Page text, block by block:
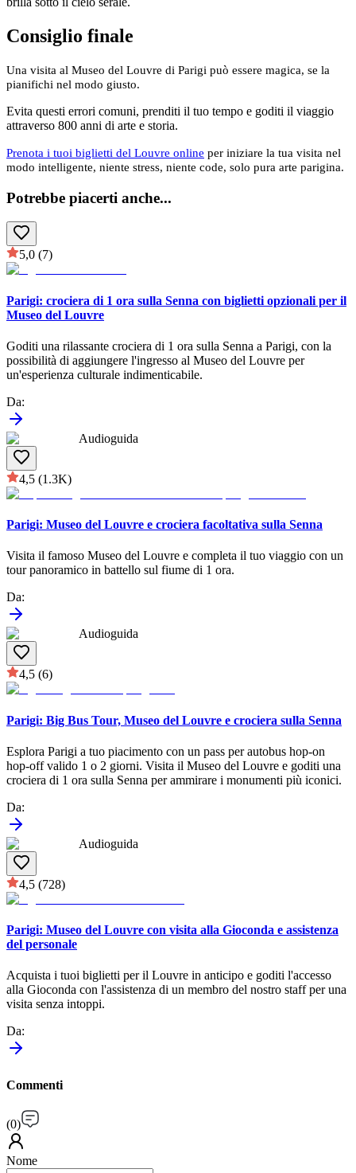
Consiglio finale
Una visita al Museo del Louvre di Parigi può essere magica, se la
pianifichi nel modo giusto.
Evita questi errori comuni, prenditi il tuo tempo e goditi il viaggio
attraverso 800 anni di arte e storia.
Prenota i tuoi biglietti del Louvre online per iniziare la tua visita nel
modo intelligente, niente stress, niente code, solo pura arte parigina.
Potrebbe piacerti anche...
5,0 (7)
Parigi: crociera di 1 ora sulla Senna con biglietti opzionali per il
Museo del Louvre
Goditi una rilassante crociera di 1 ora sulla Senna a Parigi, con la
possibilità di aggiungere l'ingresso al Museo del Louvre per
un'esperienza culturale indimenticabile.
Da:
Audioguida
4,5 (1.3K)
Parigi: Museo del Louvre e crociera facoltativa sulla Senna
Visita il famoso Museo del Louvre e completa il tuo viaggio con un
tour panoramico in battello sul fiume di 1 ora.
Da:
Audioguida
4,5 (6)
Parigi: Big Bus Tour, Museo del Louvre e crociera sulla Senna
Esplora Parigi a tuo piacimento con un pass per autobus hop-on
hop-off valido 1 o 2 giorni. Visita il Museo del Louvre e goditi una
crociera di 1 ora sulla Senna per ammirare i monumenti più iconici.
Da:
Audioguida
4,5 (728)
Parigi: Museo del Louvre con visita alla Gioconda e assistenza
del personale
Acquista i tuoi biglietti per il Louvre in anticipo e goditi l'accesso
alla Gioconda con l'assistenza di un membro del nostro staff per una
visita senza intoppi.
Da:
Commenti
(0)
Nome